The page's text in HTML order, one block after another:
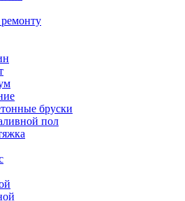
бруски
пол